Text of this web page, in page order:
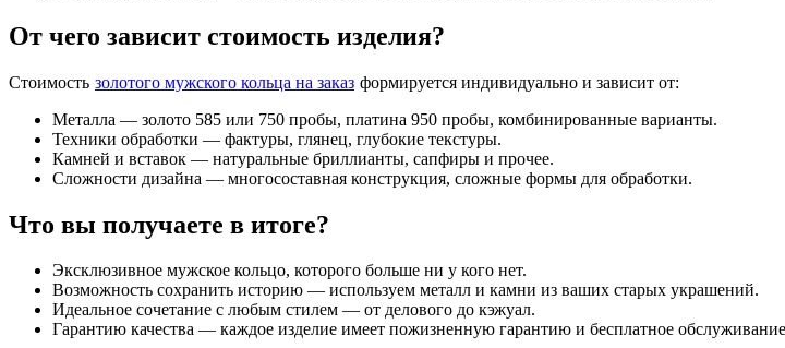
От чего зависит стоимость изделия?
Стоимость золотого мужского кольца на заказ формируется индивидуально и зависит от:
Металла — золото 585 или 750 пробы, платина 950 пробы, комбинированные варианты.
Техники обработки — фактуры, глянец, глубокие текстуры.
Камней и вставок — натуральные бриллианты, сапфиры и прочее.
Сложности дизайна — многосоставная конструкция, сложные формы для обработки.
Что вы получаете в итоге?
Эксклюзивное мужское кольцо, которого больше ни у кого нет.
Возможность сохранить историю — используем металл и камни из ваших старых украшений.
Идеальное сочетание с любым стилем — от делового до кэжуал.
Гарантию качества — каждое изделие имеет пожизненную гарантию и бесплатное обслуживание